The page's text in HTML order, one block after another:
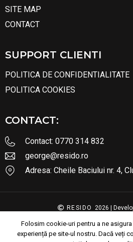
SITE MAP
CONTACT
SUPPORT CLIENTI
POLITICA DE CONFIDENTIALITATE
POLITICA COOKIES
CONTACT:
Contact: 0770 314 832
george@resido.ro
Adresa: Cheile Baciului nr. 4,
RESIDO 2026 |
Folosim cookie-uri pentru a ne
experiență pe site-ul nostru. Dacă veți